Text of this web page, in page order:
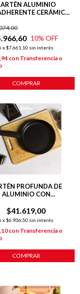
ALUMINIO
CERÁMICO
10% OFF
x $7.661,10 sin interés
con Transferencia o
COMPRAR
PROFUNDA DE
ALUMINIO CON
$41.619,00
x $6.936,50 sin interés
con Transferencia o
COMPRAR